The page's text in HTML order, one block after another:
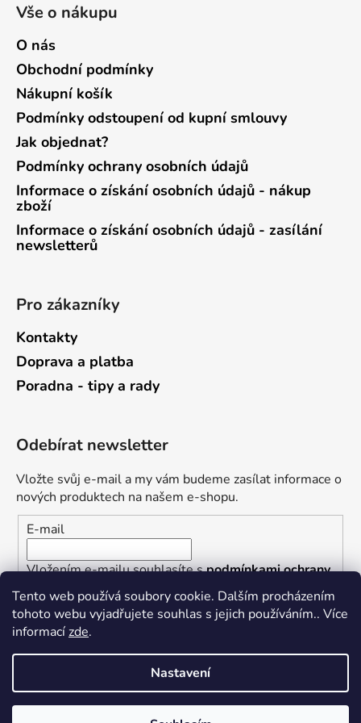
Tento web používá soubory cookie. Dalším procházením
tohoto webu vyjadřujete souhlas s jejich používáním.. Více
informacízde.
Nastavení
Vše o nákupu
O nás
Obchodní podmínky
Nákupní košík
Podmínky odstoupení od kupní smlouvy
Jak objednat?
Podmínky ochrany osobních údajů
Informace o získání osobních údajů - nákup
zboží
Informace o získání osobních údajů - zasílání
newsletterů
Pro zákazníky
Kontakty
Doprava a platba
Poradna - tipy a rady
Odebírat newsletter
Vložte svůj e-mail a my vám budeme zasílat informace o
nových produktech na našem e-shopu.
E-mail
Vložením e-mailu souhlasíte spodmínkami ochrany
osobních údajů
PŘIHLÁSIT SE
Vytvořil Shoptet